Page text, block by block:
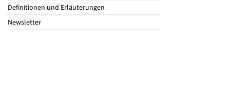
Definitionen und Erläuterungen
Newsletter